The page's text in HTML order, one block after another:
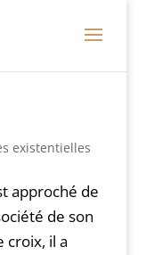
existentielles
approché de
de son
croix, il a